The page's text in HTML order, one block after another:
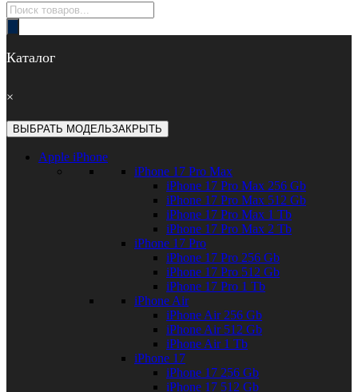
Поиск
товаров
Каталог
×
ВЫБРАТЬ МОДЕЛЬЗАКРЫТЬ
Apple iPhone
iPhone 17 Pro Max
iPhone 17 Pro Max 256 Gb
iPhone 17 Pro Max 512 Gb
iPhone 17 Pro Max 1 Tb
iPhone 17 Pro Max 2 Tb
iPhone 17 Pro
iPhone 17 Pro 256 Gb
iPhone 17 Pro 512 Gb
iPhone 17 Pro 1 Tb
iPhone Air
iPhone Air 256 Gb
iPhone Air 512 Gb
iPhone Air 1 Tb
iPhone 17
iPhone 17 256 Gb
iPhone 17 512 Gb